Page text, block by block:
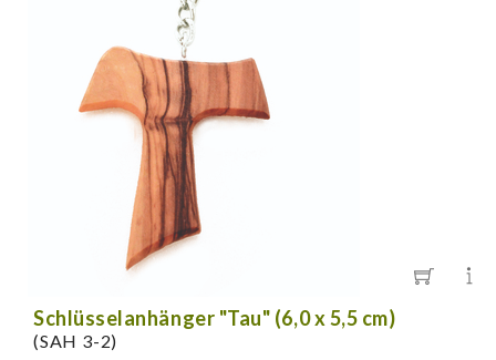
Schlüsselanhänger "Tau" (6,0 x 5,5 cm)
(SAH 3-2)